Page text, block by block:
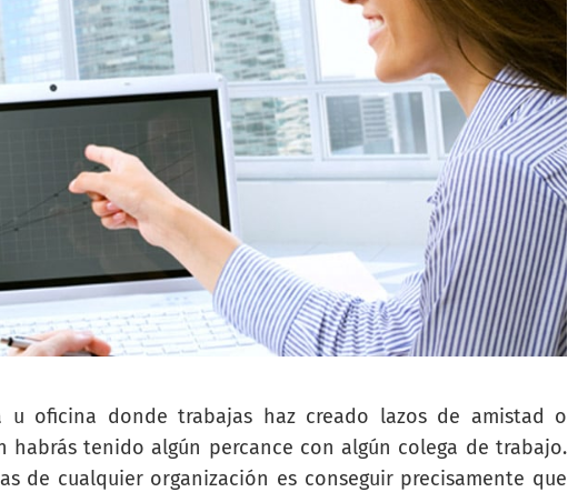
u oficina donde trabajas haz creado lazos de amistad o
habrás tenido algún percance con algún colega de trabajo.
de cualquier organización es conseguir precisamente que